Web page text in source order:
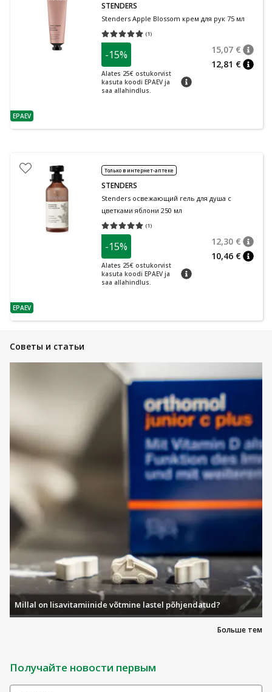
nõuanne
EPAEV
STENDERS
Stenders Apple Blossom крем для рук 75 мл
(1)
Средняя оценка 5.00
-15%
Alates 25€ ostukorvist
kasuta koodi EPAEV ja
saa allahindlus.
nõuanne
15,07 €
12,81 €
nõuanne
EPAEV
Только в интернет-аптеке
STENDERS
Stenders освежающий гель для душа с
цветками яблони 250 мл
(1)
Средняя оценка 5.00
-15%
Alates 25€ ostukorvist
kasuta koodi EPAEV ja
saa allahindlus.
nõuanne
12,30 €
10,46 €
Советы и статьи
Больше тем
Millal on lisavitamiinide võtmine lastel põhjendatud?
Получайте новости первым